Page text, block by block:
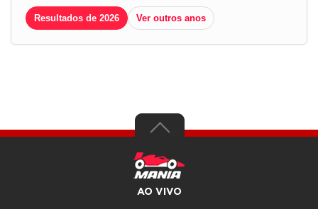
Resultados de 2026 Ver outros anos
AO VIVO